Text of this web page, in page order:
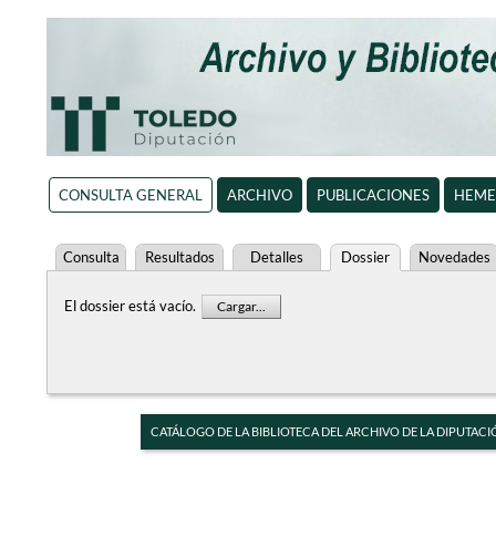
CONSULTA GENERAL ARCHIVO PUBLICACIONES
Consulta Resultados Detalles Dossier Novedades
El dossier está vacío. Cargar...
CATÁLOGO DE LA BIBLIOTECA DEL ARCHIVO DE LA